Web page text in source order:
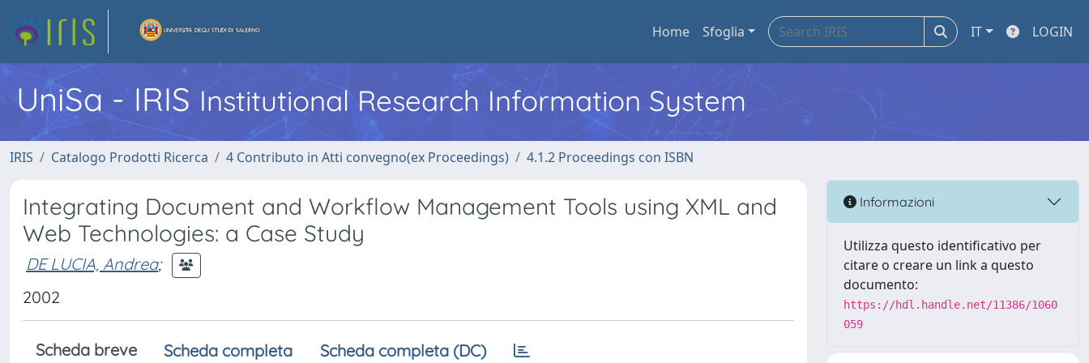
Home Sfoglia IT LOGIN
UniSa - IRIS Institutional Research Information System
IRIS Catalogo Prodotti Ricerca 4 Contributo in Atti convegno(ex Proceedings) 4.1.2 Proceedings con ISBN
Integrating Document and Workflow Management Tools using XML and
Web Technologies: a Case Study
DE LUCIA, Andrea;
2002
Scheda breve Scheda completa Scheda completa (DC)
Informazioni
Utilizza questo identificativo per
citare o creare un link a questo
documento:
https://hdl.handle.net/11386/1060
059